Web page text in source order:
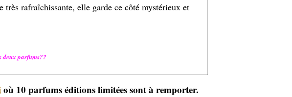
rafraîchissante, elle garde ce côté mystérieux et
deux parfums??
où 10 parfums éditions limitées sont à remporter.